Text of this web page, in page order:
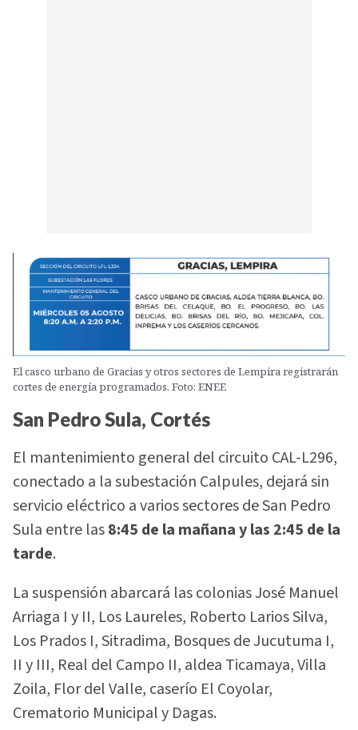
El casco urbano de Gracias y otros sectores de Lempira registrarán
cortes de energía programados. Foto: ENEE
San Pedro Sula, Cortés
El mantenimiento general del circuito CAL-L296,
conectado a la subestación Calpules, dejará sin
servicio eléctrico a varios sectores de San Pedro
Sula entre las8:45 de la mañana y las 2:45 de la
tarde.
La suspensión abarcará las colonias José Manuel
Arriaga I y II, Los Laureles, Roberto Larios Silva,
Los Prados I, Sitradima, Bosques de Jucutuma I,
II y III, Real del Campo II, aldea Ticamaya, Villa
Zoila, Flor del Valle, caserío El Coyolar,
Crematorio Municipal y Dagas.